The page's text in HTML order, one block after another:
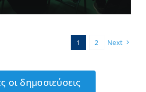
1 2 Next
οι δημοσιεύσεις